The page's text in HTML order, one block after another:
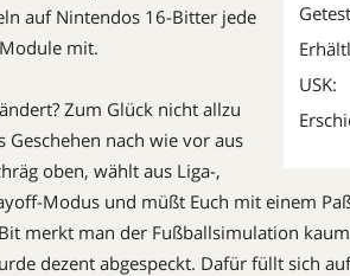
USK:
auf Nintendos 16-Bitter jede
mit.
Zum Glück nicht allzu
Geschehen nach wie vor aus
oben, wählt aus Liga-,
Modus und müßt Euch mit einem
merkt man der Fußballsimulation
dezent abgespeckt. Dafür füllt sich